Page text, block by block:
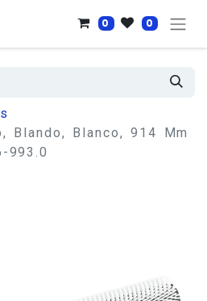
0 0
Blando, Blanco, 914 Mm
993.0